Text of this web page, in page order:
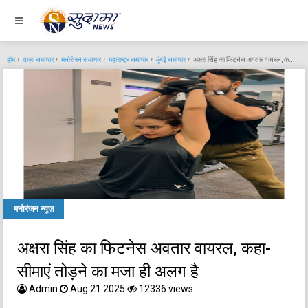
होम ताज़ा समाचार मनोरंजन समाचार महाराष्ट्र समाचार मुंबई समाचार अक्षरा सिंह का फिटनेस अवतार वायरल, कहा- सीमाएं तोड़ने का मजा ही अलग है
मनोरंजन न्यूज़
अक्षरा सिंह का फिटनेस अवतार वायरल, कहा-
सीमाएं तोड़ने का मजा ही अलग है
Admin Aug 21 2025 12336 views